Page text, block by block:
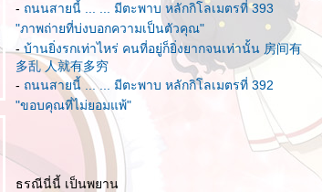
- ถนนสายนี้ ... ... มีตะพาบ หลักกิโลเมตรที่ 393
"ภาพถ่ายที่บ่งบอกความเป็นตัวคุณ"
- บ้านยิ่งรกเท่าไหร่ คนที่อยู่ก็ยิ่งยากจนเท่านั้น 房间有
多乱 人就有多穷
- ถนนสายนี้ ... ... มีตะพาบ หลักกิโลเมตรที่ 392
"ขอบคุณที่ไม่ยอมแพ้"
ธรณีนี่นี้ เป็นพยาน